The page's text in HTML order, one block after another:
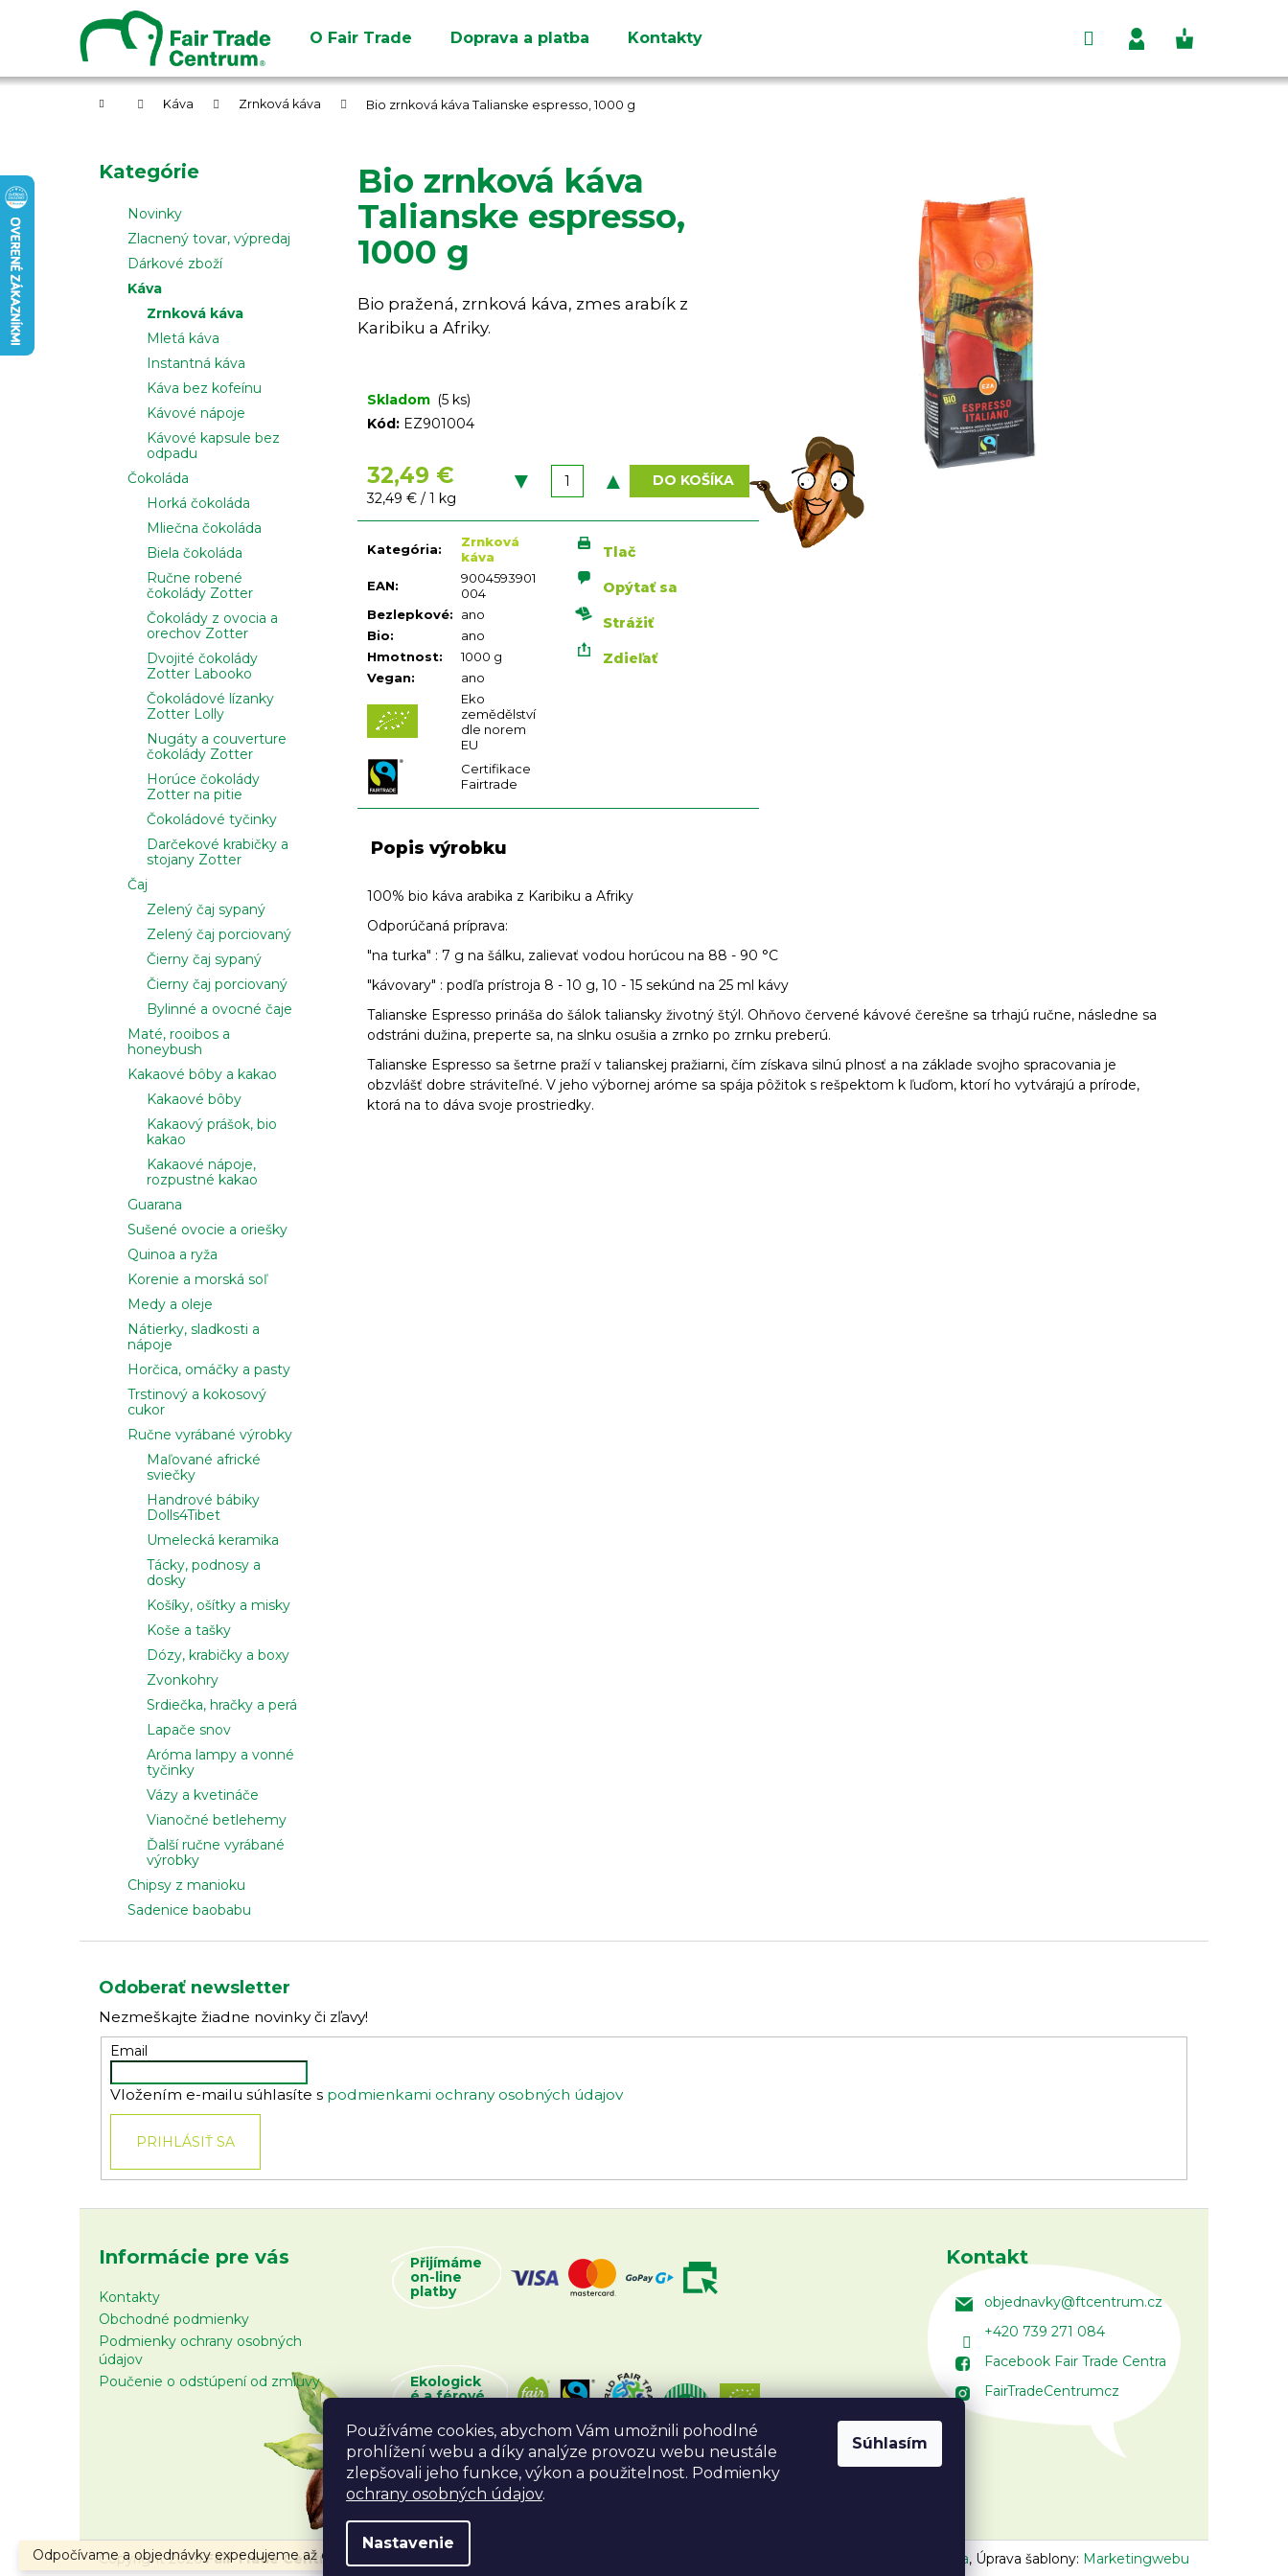
Používáme cookies, abychom Vám umožnili pohodlné
prohlížení webu a díky analýze provozu webu neustále
zlepšovali jeho funkce, výkon a použitelnost. Podmienky
ochrany osobných údajov.
Nastavenie
Súhlasím
Odpočívame a objednávky expedujeme až od 10.8.2026.
O Fair Trade Doprava a platba Kontakty
Hľadať
Prihlásenie
Nákupný
Domov Káva Zrnková káva Bio zrnková káva Talianske espresso, 1000 g
Preskočiť
kategórie
Kategórie
Novinky
Zlacnený tovar, výpredaj
Dárkové zboží
Káva
Zrnková káva
Mletá káva
Instantná káva
Káva bez kofeínu
Kávové nápoje
Kávové kapsule bez
odpadu
Čokoláda
Horká čokoláda
Mliečna čokoláda
Biela čokoláda
Ručne robené
čokolády Zotter
Čokolády z ovocia a
orechov Zotter
Dvojité čokolády
Zotter Labooko
Čokoládové lízanky
Zotter Lolly
Nugáty a couverture
čokolády Zotter
Horúce čokolády
Zotter na pitie
Čokoládové tyčinky
Darčekové krabičky a
stojany Zotter
Čaj
Zelený čaj sypaný
Zelený čaj porciovaný
Čierny čaj sypaný
Čierny čaj porciovaný
Bylinné a ovocné čaje
Maté, rooibos a
honeybush
Kakaové bôby a kakao
Kakaové bôby
Kakaový prášok, bio
kakao
Kakaové nápoje,
rozpustné kakao
Guarana
Sušené ovocie a oriešky
Quinoa a ryža
Korenie a morská soľ
Medy a oleje
Nátierky, sladkosti a
nápoje
Horčica, omáčky a pasty
Trstinový a kokosový
cukor
Ručne vyrábané výrobky
Maľované africké
sviečky
Handrové bábiky
Dolls4Tibet
Umelecká keramika
Tácky, podnosy a
dosky
Košíky, ošítky a misky
Koše a tašky
Dózy, krabičky a boxy
Zvonkohry
Srdiečka, hračky a perá
Lapače snov
Aróma lampy a vonné
tyčinky
Vázy a kvetináče
Vianočné betlehemy
Ďalší ručne vyrábané
výrobky
Chipsy z manioku
Sadenice baobabu
Bio zrnková káva
Talianske espresso,
1000 g
Bio pražená, zrnková káva, zmes arabík z
Karibiku a Afriky.
Skladom (5 ks)
Kód: EZ901004
32,49 €
Jednotková
cena:
32,49 € / 1 kg
DO KOŠÍKA
Kategória:
Zrnková
káva
EAN:
9004593901
004
Bezlepkové:
ano
Bio:
ano
Hmotnost:
1000 g
Vegan:
ano
Eko
zemědělství
dle norem
EU
Certifikace
Fairtrade
Tlač
Opýtať sa
Strážiť
Zdieľať
Popis výrobku
100% bio káva arabika z Karibiku a Afriky
Odporúčaná príprava:
"na turka" : 7 g na šálku, zalievať vodou horúcou na 88 - 90 °C
"kávovary" : podľa prístroja 8 - 10 g, 10 - 15 sekúnd na 25 ml kávy
Talianske Espresso prináša do šálok taliansky životný štýl. Ohňovo červené kávové čerešne sa trhajú ručne, následne sa
odstráni dužina, preperte sa, na slnku osušia a zrnko po zrnku preberú.
Talianske Espresso sa šetrne praží v talianskej pražiarni, čím získava silnú plnosť a na základe svojho spracovania je
obzvlášť dobre stráviteľné. V jeho výbornej aróme sa spája pôžitok s rešpektom k ľuďom, ktorí ho vytvárajú a prírode,
ktorá na to dáva svoje prostriedky.
í
Späť
do
Späť
do
Čo potrebujete nájsť?
HĽADAŤ
Odoberať newsletter
Nezmeškajte žiadne novinky či zľavy!
Email
Vložením e-mailu súhlasíte s podmienkami ochrany osobných údajov
PRIHLÁSIŤ SA
Informácie pre vás
Kontakty
Obchodné podmienky
Podmienky ochrany osobných
údajov
Poučenie o odstúpení od zmluvy
Přijímáme
on-line
platby
Ekologick
é a férové
Kontakt
objednavky@ftcentrum.cz
+420 739 271 084
Facebook Fair Trade Centra
FairTradeCentrumcz
Vojtěch Lunga, Úprava šablony: Marketingwebu
Copyright 2026Fair Trade Centrum . Všetky práva vyhradené.